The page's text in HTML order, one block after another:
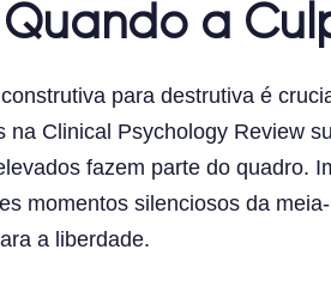
a
para destrutiva é
Clinical Psychology Review
fazem parte do quadro.
momentos silenciosos da
a liberdade.